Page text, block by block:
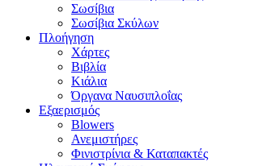
Σωσίβια
Σωσίβια Σκύλων
Πλοήγηση
Χάρτες
Βιβλία
Κιάλια
Όργανα Ναυσιπλοΐας
Εξαερισμός
Blowers
Ανεμιστήρες
Φινιστρίνια & Καταπακτές